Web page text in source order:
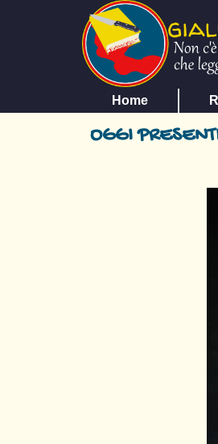
Home
OGGI